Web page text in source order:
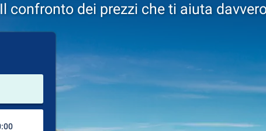
Il confronto dei prezzi che ti aiuta
Luogo del noleggio